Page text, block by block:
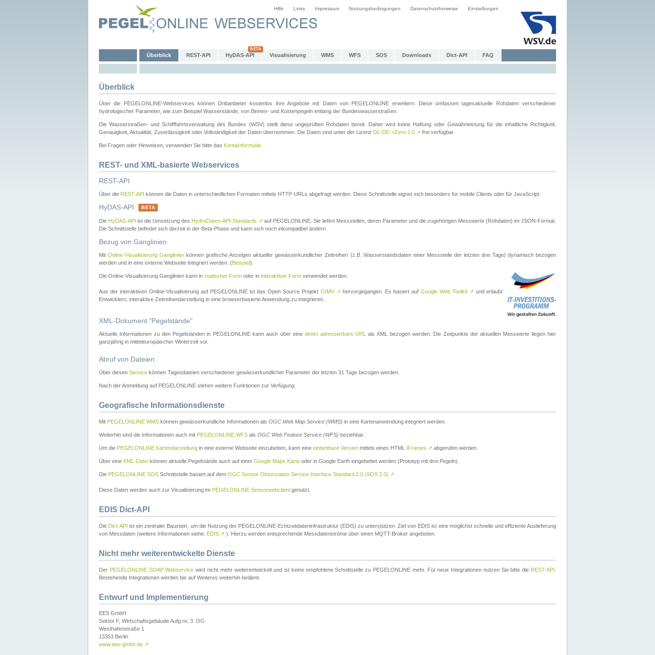
Hilfe Links Impressum Nutzungsbedingungen Datenschutzhinweise Einstellungen
Überblick REST-API HyDAS-API Visualisierung WMS WFS SOS Downloads Dict-API FAQ
Überblick
Über die PEGELONLINE-Webservices können Drittanbieter kostenlos ihre Angebote mit Daten von PEGELONLINE erweitern. Diese umfassen tagesaktuelle Rohdaten verschiedener
hydrologischer Parameter, wie zum Beispiel Wasserstände, von Binnen- und Küstenpegeln entlang der Bundeswasserstraßen.
Die Wasserstraßen- und Schifffahrtsverwaltung des Bundes (WSV) stellt diese ungeprüften Rohdaten bereit. Daher wird keine Haftung oder Gewährleistung für die inhaltliche Richtigkeit,
Genauigkeit, Aktualität, Zuverlässigkeit oder Vollständigkeit der Daten übernommen. Die Daten sind unter der Lizenz DL-DE->Zero-2.0 ↗ frei verfügbar.
Bei Fragen oder Hinweisen, verwenden Sie bitte das Kontaktformular.
REST- und XML-basierte Webservices
REST-API
Über die REST-API können die Daten in unterschiedlichen Formaten mittels HTTP-URLs abgefragt werden. Diese Schnittstelle eignet sich besonders für mobile Clients oder für JavaScript.
HyDAS-API BETA
Die HyDAS-API ist die Umsetzung des HydroDaten-API-Standards ↗ auf PEGELONLINE. Sie liefert Messstellen, deren Parameter und die zugehörigen Messwerte (Rohdaten) im JSON-Format.
Die Schnittstelle befindet sich derzeit in der Beta-Phase und kann sich noch inkompatibel ändern.
Bezug von Ganglinien
MitOnline-Visualisierung Ganglinien können grafische Anzeigen aktueller gewässerkundlicher Zeitreihen (z.B. Wasserstandsdaten einer Messstelle der letzten drei Tage) dynamisch bezogen
werden und in eine externe Webseite integriert werden. (Beispiel).
Die Online-Visualisierung Ganglinien kann in statischer Form oder in interaktiver Form verwendet werden.
Aus der interaktiven Online-Visualisierung auf PEGELONLINE ist das Open Source Projekt GIMV ↗ hervorgegangen. Es basiert auf Google Web Toolkit ↗ und erlaubt
Entwicklern, interaktive Zeitreihendarstellung in eine browserbasierte Anwendung zu integrieren.
XML-Dokument "Pegelstände"
Aktuelle Informationen zu den Pegelständen in PEGELONLINE kann auch über einedirekt adressierbare URL
als XML bezogen werden. Die Zeitpunkte der aktuellen Messwerte liegen hier
ganzjährig in mitteleuropäischer Winterzeit vor.
Abruf von Dateien
Über diesen Service können Tagesdateien verschiedener gewässerkundlicher Parameter der letzten 31 Tage bezogen werden.
Nach der Anmeldung auf PEGELONLINE stehen weitere Funktionen zur Verfügung.
Geografische Informationsdienste
Mit PEGELONLINE WMS können gewässerkundliche Informationen als OGC Web Map Service (WMS) in eine Kartenanwendung integriert werden.
Weiterhin sind die Informationen auch mit PEGELONLINE WFS als OGC Web Feature Service (WFS) beziehbar.
Um die PEGELONLINE Kartendarstellung in eine externe Webseite einzubetten, kann eine einbettbare Version mittels eines HTML IFrames ↗ abgerufen werden.
Über eine KML-Datei können aktuelle Pegelstände auch auf einer Google Maps Karte oder in Google Earth eingebettet werden (Prototyp mit drei Pegeln).
Die PEGELONLINE SOS Schnittstelle basiert auf dem OGC Sensor Observation Service Interface Standard 2.0 (SOS 2.0) ↗
Diese Daten werden auch zur Visualisierung im PEGELONLINE Sensorwebclient genutzt.
EDIS Dict-API
Die Dict-API ist ein zentraler Baustein, um die Nutzung der PEGELONLINE-Echtzeitdateninfrastruktur (EDIS) zu unterstützen. Ziel von EDIS ist eine möglichst schnelle und effiziente Auslieferung
von Messdaten (weitere Informationen siehe: EDIS ↗ ). Hierzu werden entsprechende Messdatenströme über einen MQTT-Broker angeboten.
Nicht mehr weiterentwickelte Dienste
Der PEGELONLINE SOAP Webservice wird nicht mehr weiterentwickelt und ist keine empfohlene Schnittstelle zu PEGELONLINE mehr. Für neue Integrationen nutzen Sie bitte die REST-API
Bestehende Integrationen werden bis auf Weiteres weiterhin bedient.
Entwurf und Implementierung
EES GmbH
Sektor F, Wirtschaftsgebäude Aufg.re, 3. OG
Westhafenstraße 1
13353 Berlin
www.ees-gmbh.de ↗